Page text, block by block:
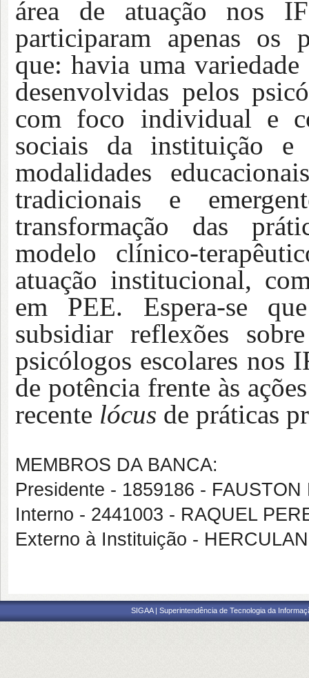
área de atuação nos
participaram apenas os
que: havia uma
desenvolvidas pelos
com foco individual e
sociais da instituição
modalidades
tradicionais e
transformação das
modelo clínico-
atuação institucional,
em PEE. Espera-se
subsidiar reflexões
psicólogos escolares nos
de potência frente às
recente lócus de práticas
MEMBROS DA BANCA:
Presidente - 1859186 - FAUSTON
Interno - 2441003 - RAQUEL
Externo à Instituição -
SIGAA | Superintendência de Tecnologia da